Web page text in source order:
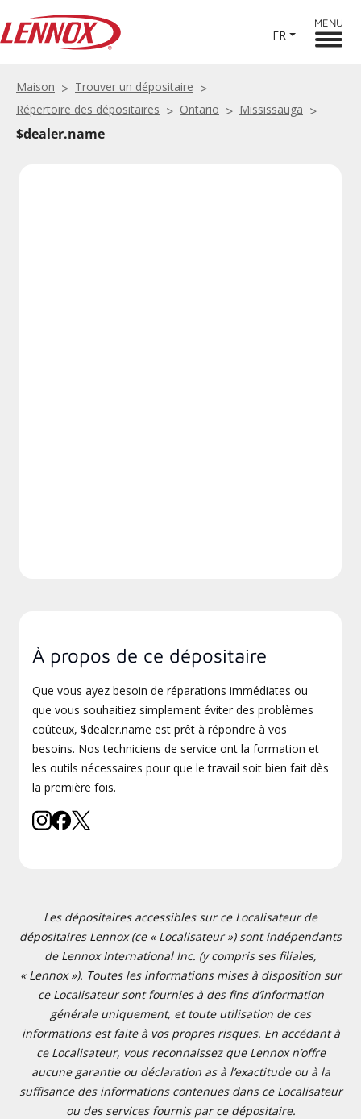
FR
MENU
Maison
Trouver un dépositaire
Répertoire des dépositaires
Ontario Mississauga
$dealer.name
À propos de ce dépositaire
Que vous ayez besoin de réparations immédiates ou
que vous souhaitiez simplement éviter des problèmes
coûteux, $dealer.name est prêt à répondre à vos
besoins. Nos techniciens de service ont la formation et
les outils nécessaires pour que le travail soit bien fait dès
la première fois.
Les dépositaires accessibles sur ce Localisateur de
dépositaires Lennox (ce « Localisateur ») sont indépendants
de Lennox International Inc. (y compris ses filiales,
« Lennox »). Toutes les informations mises à disposition sur
ce Localisateur sont fournies à des fins d’information
générale uniquement, et toute utilisation de ces
informations est faite à vos propres risques. En accédant à
ce Localisateur, vous reconnaissez que Lennox n’offre
aucune garantie ou déclaration as à l’exactitude ou à la
suffisance des informations contenues dans ce Localisateur
ou des services fournis par ce dépositaire.